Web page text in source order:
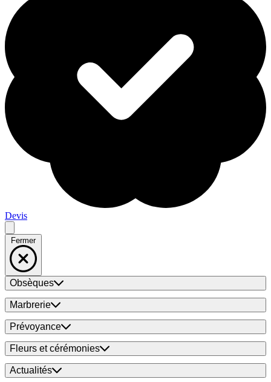
Devis
Fermer
Obsèques
Marbrerie
Prévoyance
Fleurs et cérémonies
Actualités